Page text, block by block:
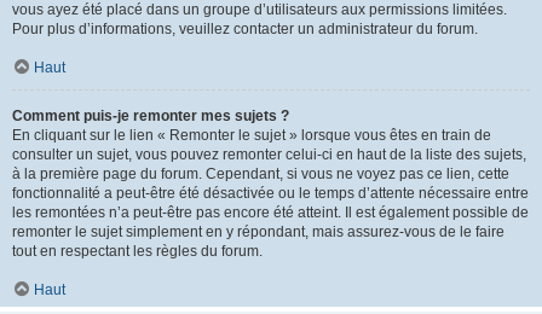
vous ayez été placé dans un groupe d’utilisateurs aux permissions limitées.
Pour plus d’informations, veuillez contacter un administrateur du forum.
Haut
Comment puis-je remonter mes sujets ?
En cliquant sur le lien « Remonter le sujet » lorsque vous êtes en train de
consulter un sujet, vous pouvez remonter celui-ci en haut de la liste des sujets,
à la première page du forum. Cependant, si vous ne voyez pas ce lien, cette
fonctionnalité a peut-être été désactivée ou le temps d’attente nécessaire entre
les remontées n’a peut-être pas encore été atteint. Il est également possible de
remonter le sujet simplement en y répondant, mais assurez-vous de le faire
tout en respectant les règles du forum.
Haut